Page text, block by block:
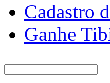
Cadastro
Ganhe